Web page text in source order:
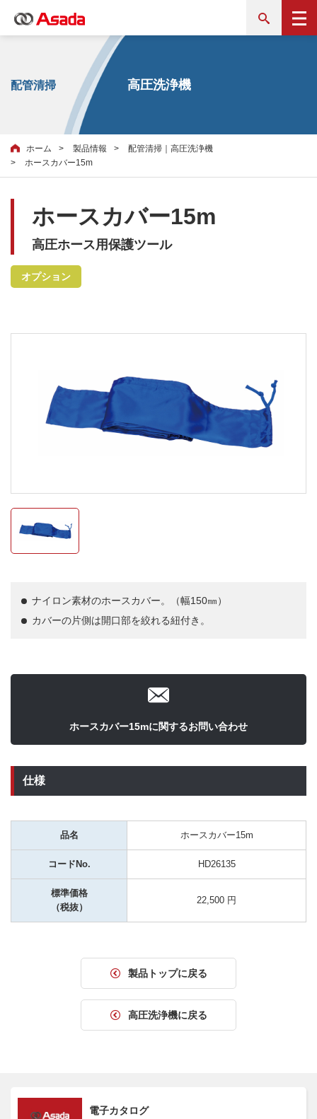
配管清掃 高圧洗浄機
ホーム 製品情報
配管清掃｜高圧洗浄機
ホースカバー15m
ホースカバー15m
高圧ホース用保護ツール
オプション
ナイロン素材のホースカバー。（幅150㎜）
カバーの片側は開口部を絞れる紐付き。
ホースカバー15mに関するお問い合わせ
仕様
品名 ホースカバー15m
コードNo. HD26135
標準価格
（税抜）
22,500 円
製品トップに戻る
高圧洗浄機に戻る
電子カタログ